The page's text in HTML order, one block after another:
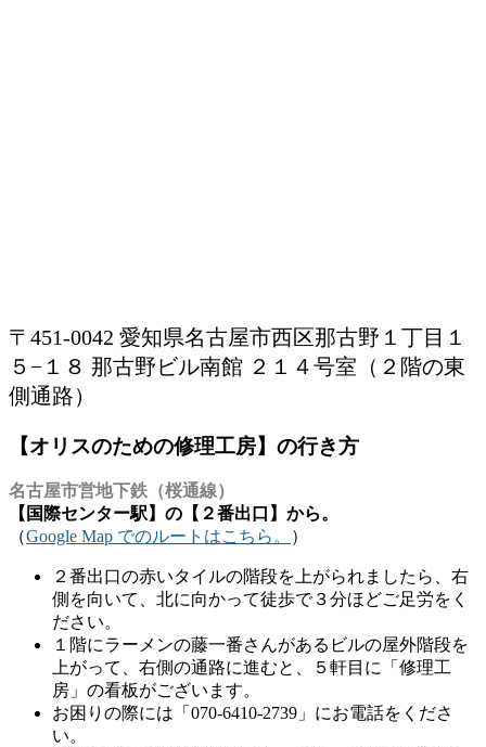
〒451-0042 愛知県名古屋市西区那古野１丁目１
５−１８ 那古野ビル南館 ２１４号室（２階の東
側通路）
【オリスのための修理工房】の行き方
名古屋市営地下鉄（桜通線）
【国際センター駅】の【２番出口】から。
（Google Map でのルートはこちら。 ）
２番出口の赤いタイルの階段を上がられましたら、右
側を向いて、北に向かって徒歩で３分ほどご足労をく
ださい。
１階にラーメンの藤一番さんがあるビルの屋外階段を
上がって、右側の通路に進むと、５軒目に「修理工
房」の看板がございます。
お困りの際には「070-6410-2739」にお電話をくださ
い。